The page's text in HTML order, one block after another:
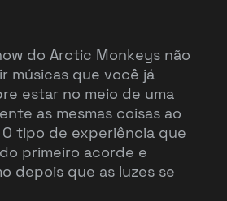
do Arctic Monkeys não
músicas que você já
estar no meio de uma
as mesmas coisas ao
tipo de experiência que
primeiro acorde e
depois que as luzes se